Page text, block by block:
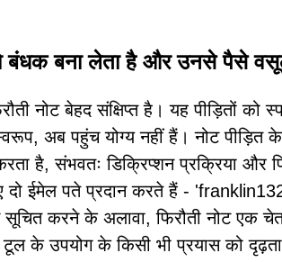
बना लेता है और उनसे पैसे
नोट बेहद संक्षिप्त है। यह पीड़ितों को
अब पहुंच योग्य नहीं हैं। नोट पीड़ित
है, संभवतः डिक्रिप्शन प्रक्रिया और
दो ईमेल पते प्रदान करते हैं -
करने के अलावा, फिरौती नोट एक
टूल के उपयोग के किसी भी प्रयास को